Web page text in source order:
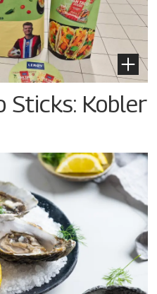
Sticks: Kobler